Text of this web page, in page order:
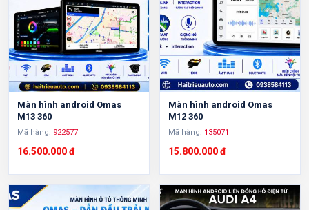
Màn hình android Omas
M13 360
Mã hàng: 922577
16.500.000 đ
Màn hình android Omas
M12 360
Mã hàng: 135071
15.800.000 đ